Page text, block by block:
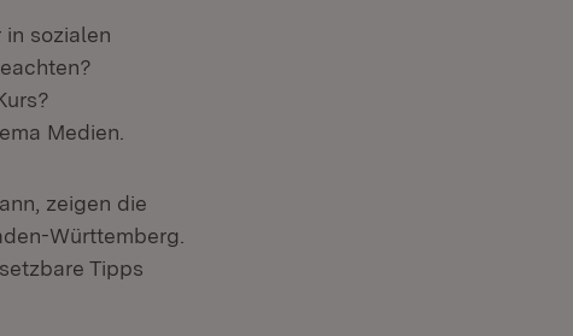
sozialen
Medien.
zeigen die
Württemberg.
Tipps